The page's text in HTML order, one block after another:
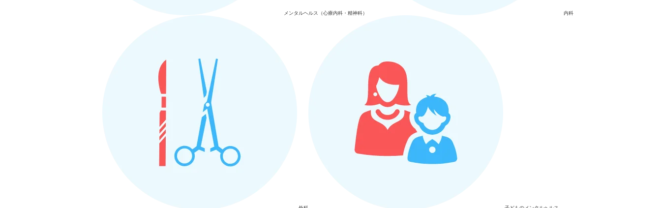
メンタルヘルス（心療内科・精神科） 内科